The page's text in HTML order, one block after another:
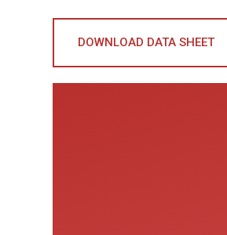
DOWNLOAD DATA SHEET